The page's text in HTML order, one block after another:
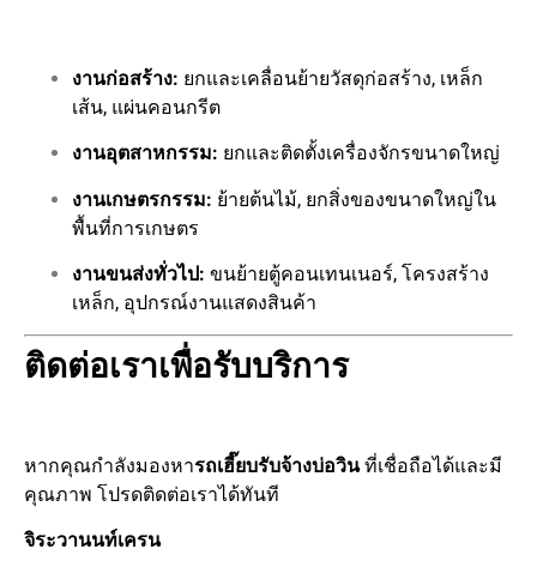
งานก่อสร้าง: ยกและเคลื่อนย้ายวัสดุก่อสร้าง, เหล็ก
เส้น, แผ่นคอนกรีต
งานอุตสาหกรรม: ยกและติดตั้งเครื่องจักรขนาดใหญ่
งานเกษตรกรรม: ย้ายต้นไม้, ยกสิ่งของขนาดใหญ่ใน
พื้นที่การเกษตร
งานขนส่งทั่วไป: ขนย้ายตู้คอนเทนเนอร์, โครงสร้าง
เหล็ก, อุปกรณ์งานแสดงสินค้า
ติดต่อเราเพื่อรับบริการ
หากคุณกำลังมองหารถเฮี๊ยบรับจ้างบ่อวินที่เชื่อถือได้และมี
คุณภาพ โปรดติดต่อเราได้ทันที
จิระวานนท์เครน